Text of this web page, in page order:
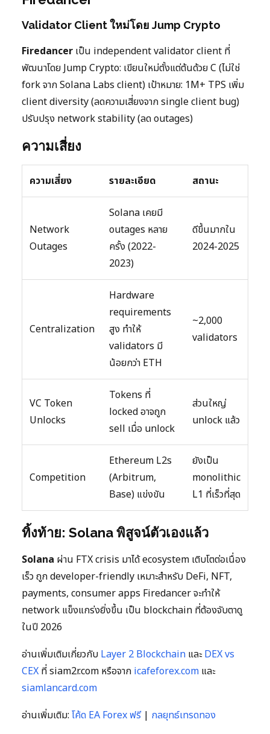
Validator Client ใหม่โดย Jump Crypto
Firedancer เป็น independent validator client ที่
พัฒนาโดย Jump Crypto: เขียนใหม่ตั้งแต่ต้นด้วย C (ไม่ใช่
fork จาก Solana Labs client) เป้าหมาย: 1M+ TPS เพิ่ม
client diversity (ลดความเสี่ยงจาก single client bug)
ปรับปรุง network stability (ลด outages)
ความเสี่ยง
ความเสี่ยง รายละเอียด สถานะ
Network
Outages
Solana เคยมี
outages หลาย
ครั้ง (2022-
2023)
ดีขึ้นมากใน
2024-2025
Centralization
Hardware
requirements
สูง ทำให้
validators มี
น้อยกว่า ETH
~2,000
validators
VC Token
Unlocks
Tokens ที่
locked อาจถูก
sell เมื่อ unlock
ส่วนใหญ่
unlock แล้ว
Competition
Ethereum L2s
(Arbitrum,
Base) แข่งขัน
ยังเป็น
monolithic
L1 ที่เร็วที่สุด
ทิ้งท้าย: Solana พิสูจน์ตัวเองแล้ว
Solana ผ่าน FTX crisis มาได้ ecosystem เติบโตต่อเนื่อง
เร็ว ถูก developer-friendly เหมาะสำหรับ DeFi, NFT,
payments, consumer apps Firedancer จะทำให้
network แข็งแกร่งยิ่งขึ้น เป็น blockchain ที่ต้องจับตาดู
ในปี 2026
อ่านเพิ่มเติมเกี่ยวกับ Layer 2 Blockchain และDEX vs
CEX ที่ siam2r.com หรือจาก icafeforex.com และ
siamlancard.com
อ่านเพิ่มเติม: โค้ด EA Forex ฟรี| กลยุทธ์เทรดทอง